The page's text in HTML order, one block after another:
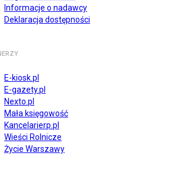
Informacje o nadawcy
Deklaracja dostępności
E-kiosk.pl
E-gazety.pl
Nexto.pl
Mała księgowość
Kancelarierp.pl
Wieści Rolnicze
Życie Warszawy